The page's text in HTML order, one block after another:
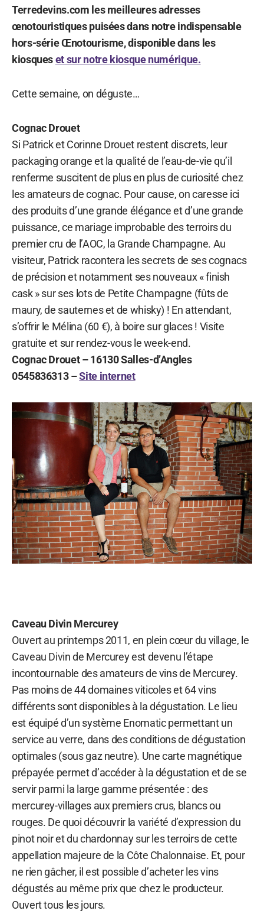
Terredevins.com les meilleures adresses
œnotouristiques puisées dans notre indispensable
hors-série Œnotourisme, disponible dans les
kiosqueset sur notre kiosque numérique.
Cette semaine, on déguste…
Cognac Drouet
Si Patrick et Corinne Drouet restent discrets, leur
packaging orange et la qualité de l’eau-de-vie qu’il
renferme suscitent de plus en plus de curiosité chez
les amateurs de cognac. Pour cause, on caresse ici
des produits d’une grande élégance et d’une grande
puissance, ce mariage improbable des terroirs du
premier cru de l’AOC, la Grande Champagne. Au
visiteur, Patrick racontera les secrets de ses cognacs
de précision et notamment ses nouveaux « finish
cask » sur ses lots de Petite Champagne (fûts de
maury, de sauternes et de whisky) ! En attendant,
s’offrir le Mélina (60 €), à boire sur glaces ! Visite
gratuite et sur rendez-vous le week-end.
Cognac Drouet – 16130 Salles-d’Angles
0545836313 –Site internet
Caveau Divin Mercurey
Ouvert au printemps 2011, en plein cœur du village, le
Caveau Divin de Mercurey est devenu l’étape
incontournable des amateurs de vins de Mercurey.
Pas moins de 44 domaines viticoles et 64 vins
différents sont disponibles à la dégustation. Le lieu
est équipé d’un système Enomatic permettant un
service au verre, dans des conditions de dégustation
optimales (sous gaz neutre). Une carte magnétique
prépayée permet d’accéder à la dégustation et de se
servir parmi la large gamme présentée : des
mercurey-villages aux premiers crus, blancs ou
rouges. De quoi découvrir la variété d’expression du
pinot noir et du chardonnay sur les terroirs de cette
appellation majeure de la Côte Chalonnaise. Et, pour
ne rien gâcher, il est possible d’acheter les vins
dégustés au même prix que chez le producteur.
Ouvert tous les jours.